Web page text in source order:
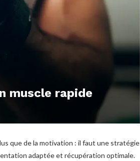
muscle rapide
que de la motivation : il faut une stratégie
adaptée et récupération optimale.